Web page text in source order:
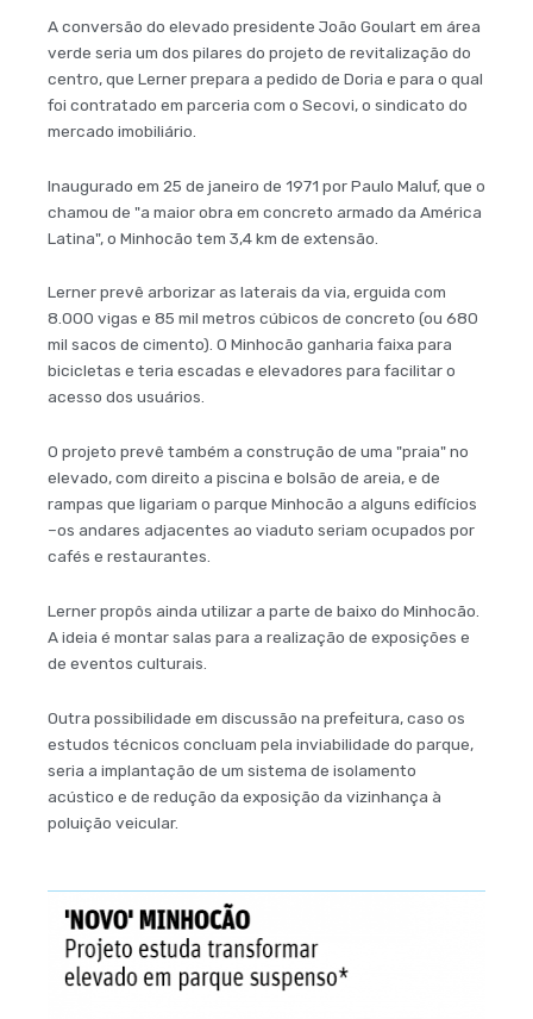
A conversão do elevado presidente João Goulart em área
verde seria um dos pilares do projeto de revitalização do
centro, que Lerner prepara a pedido de Doria e para o qual
foi contratado em parceria com o Secovi, o sindicato do
mercado imobiliário.
Inaugurado em 25 de janeiro de 1971 por Paulo Maluf, que o
chamou de "a maior obra em concreto armado da América
Latina", o Minhocão tem 3,4 km de extensão.
Lerner prevê arborizar as laterais da via, erguida com
8.000 vigas e 85 mil metros cúbicos de concreto (ou 680
mil sacos de cimento). O Minhocão ganharia faixa para
bicicletas e teria escadas e elevadores para facilitar o
acesso dos usuários.
O projeto prevê também a construção de uma "praia" no
elevado, com direito a piscina e bolsão de areia, e de
rampas que ligariam o parque Minhocão a alguns edifícios
–os andares adjacentes ao viaduto seriam ocupados por
cafés e restaurantes.
Lerner propôs ainda utilizar a parte de baixo do Minhocão.
A ideia é montar salas para a realização de exposições e
de eventos culturais.
Outra possibilidade em discussão na prefeitura, caso os
estudos técnicos concluam pela inviabilidade do parque,
seria a implantação de um sistema de isolamento
acústico e de redução da exposição da vizinhança à
poluição veicular.